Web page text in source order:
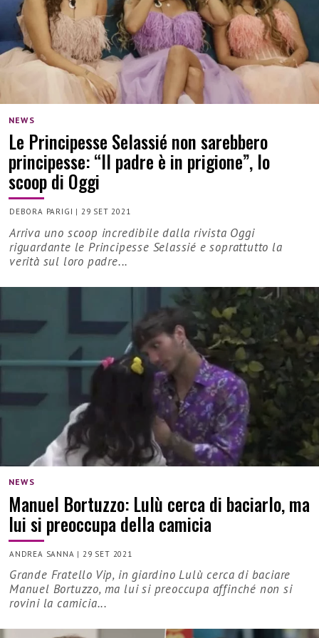
NEWS
Le Principesse Selassié non sarebbero
principesse: “Il padre è in prigione”, lo
scoop di Oggi
DEBORA PARIGI | 29 SET 2021
Arriva uno scoop incredibile dalla rivista Oggi
riguardante le Principesse Selassié e soprattutto la
verità sul loro padre...
NEWS
Manuel Bortuzzo: Lulù cerca di baciarlo, ma
lui si preoccupa della camicia
ANDREA SANNA | 29 SET 2021
Grande Fratello Vip, in giardino Lulù cerca di baciare
Manuel Bortuzzo, ma lui si preoccupa affinché non si
rovini la camicia...